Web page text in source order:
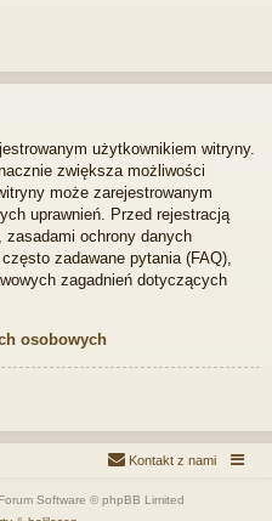
użytkownikiem witryny.
zwiększa możliwości
może zarejestrowanym
uprawnień. Przed rejestracją
ochrony danych
zadawane pytania (FAQ),
zagadnień dotyczących
osobowych
Kontakt z nami
Software © phpBB Limited